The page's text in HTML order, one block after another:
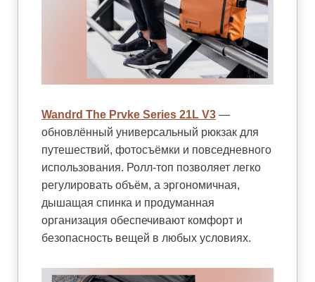
Wandrd The Prvke Series 21L V3 —
обновлённый универсальный рюкзак для
путешествий, фотосъёмки и повседневного
использования. Ролл-топ позволяет легко
регулировать объём, а эргономичная,
дышащая спинка и продуманная
организация обеспечивают комфорт и
безопасность вещей в любых условиях.